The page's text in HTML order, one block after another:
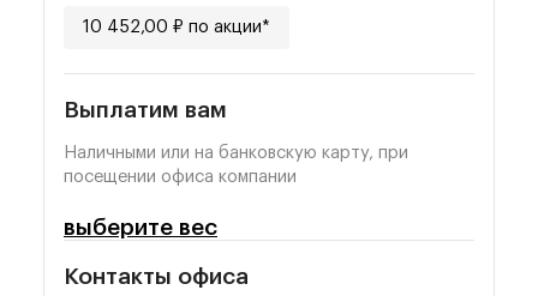
10 452,00 ₽ по акции*
Выплатим вам
Наличными или на банковскую карту, при
посещении офиса компании
выберите вес
Контакты офиса